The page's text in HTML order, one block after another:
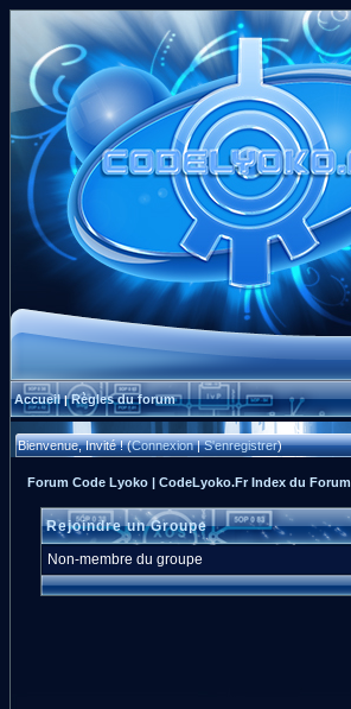
Accueil|Règles du forum
Bienvenue, Invité ! (Connexion|S'enregistrer)
Forum Code Lyoko | CodeLyoko.Fr Index du Forum
Rejoindre un Groupe
Non-membre du groupe